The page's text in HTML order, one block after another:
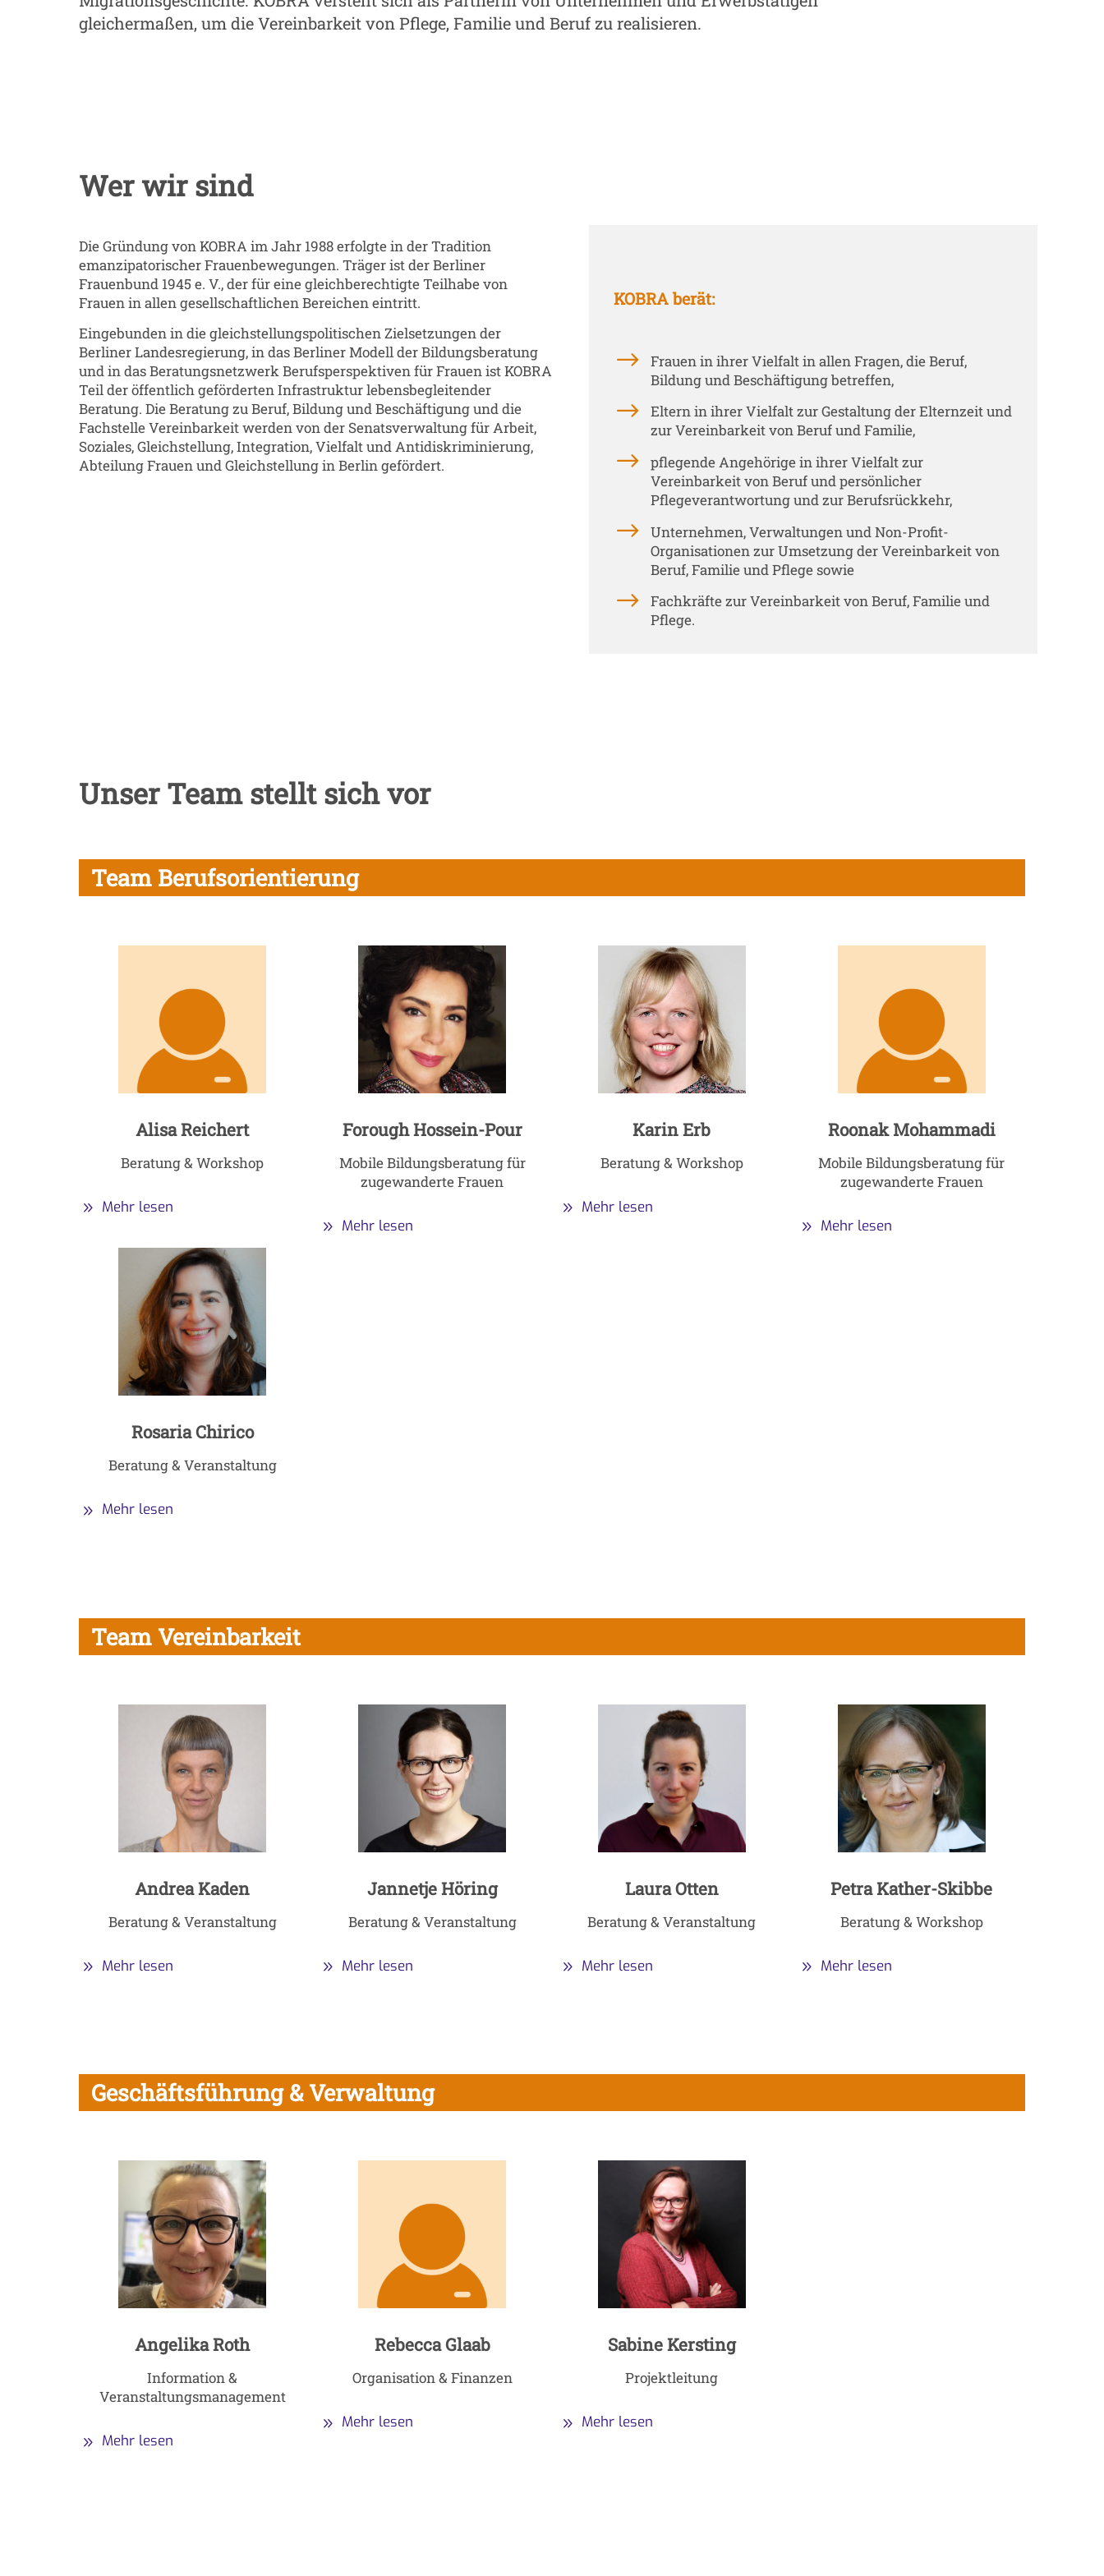
gleichermaßen, um die Vereinbarkeit von Pflege, Familie und Beruf zu realisieren.
Wer wir sind
Die Gründung von KOBRA im Jahr 1988 erfolgte in der Tradition
emanzipatorischer Frauenbewegungen. Träger ist der Berliner
Frauenbund 1945 e. V., der für eine gleichberechtigte Teilhabe von
Frauen in allen gesellschaftlichen Bereichen eintritt.
Eingebunden in die gleichstellungspolitischen Zielsetzungen der
Berliner Landesregierung, in das Berliner Modell der Bildungsberatung
und in das Beratungsnetzwerk Berufsperspektiven für Frauen ist KOBRA
Teil der öffentlich geförderten Infrastruktur lebensbegleitender
Beratung. Die Beratung zu Beruf, Bildung und Beschäftigung und die
Fachstelle Vereinbarkeit werden von der Senatsverwaltung für Arbeit,
Soziales, Gleichstellung, Integration, Vielfalt und Antidiskriminierung,
Abteilung Frauen und Gleichstellung in Berlin gefördert.
KOBRA berät:
Frauen in ihrer Vielfalt in allen Fragen, die Beruf,
Bildung und Beschäftigung betreffen,
Eltern in ihrer Vielfalt zur Gestaltung der Elternzeit und
zur Vereinbarkeit von Beruf und Familie,
pflegende Angehörige in ihrer Vielfalt zur
Vereinbarkeit von Beruf und persönlicher
Pflegeverantwortung und zur Berufsrückkehr,
Unternehmen, Verwaltungen und Non-Profit-
Organisationen zur Umsetzung der Vereinbarkeit von
Beruf, Familie und Pflege sowie
Fachkräfte zur Vereinbarkeit von Beruf, Familie und
Pflege.
Unser Team stellt sich vor
Team Berufsorientierung
Alisa Reichert
Beratung & Workshop
Mehr lesen
Forough Hossein-Pour
Mobile Bildungsberatung für
zugewanderte Frauen
Mehr lesen
Karin Erb
Beratung & Workshop
Mehr lesen
Roonak Mohammadi
Mobile Bildungsberatung für
zugewanderte Frauen
Mehr lesen
Rosaria Chirico
Beratung & Veranstaltung
Mehr lesen
Team Vereinbarkeit
Andrea Kaden
Beratung & Veranstaltung
Mehr lesen
Jannetje Höring
Beratung & Veranstaltung
Mehr lesen
Laura Otten
Beratung & Veranstaltung
Mehr lesen
Petra Kather-Skibbe
Beratung & Workshop
Mehr lesen
Geschäftsführung & Verwaltung
Angelika Roth
Information &
Veranstaltungsmanagement
Mehr lesen
Rebecca Glaab
Organisation & Finanzen
Mehr lesen
Sabine Kersting
Projektleitung
Mehr lesen